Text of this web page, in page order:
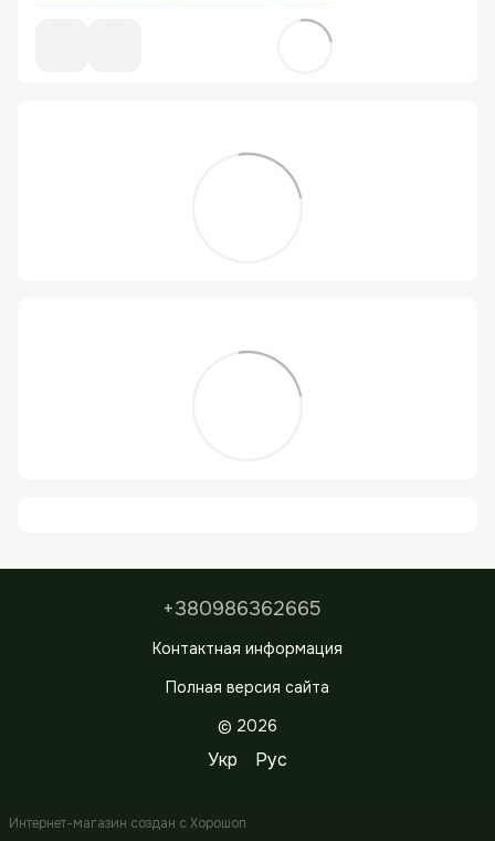
+380986362665
Контактная информация
Полная версия сайта
© 2026
Укр Рус
Интернет-магазин создан с Хорошоп